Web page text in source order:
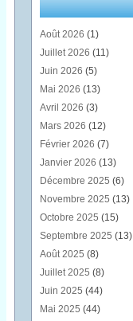
Août 2026 (1)
Juillet 2026 (11)
Juin 2026 (5)
Mai 2026 (13)
Avril 2026 (3)
Mars 2026 (12)
Février 2026 (7)
Janvier 2026 (13)
Décembre 2025 (6)
Novembre 2025 (13)
Octobre 2025 (15)
Septembre 2025 (13)
Août 2025 (8)
Juillet 2025 (8)
Juin 2025 (44)
Mai 2025 (44)